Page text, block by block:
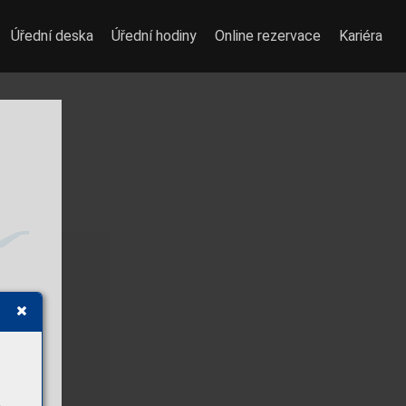
Úřední deska Úřední hodiny Online rezervace Kariéra